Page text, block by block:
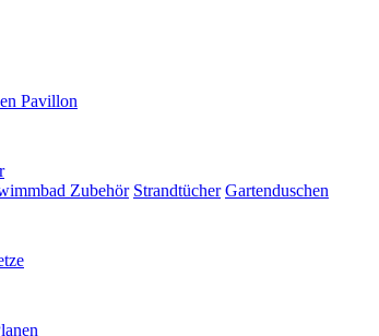
Pavillon
Zubehör Strandtücher Gartenduschen